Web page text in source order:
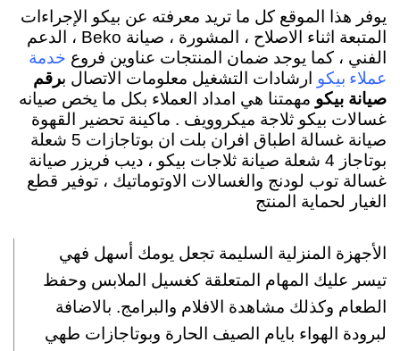
يوفر هذا الموقع كل ما تريد معرفته عن بيكو الإجراءات
المتبعة اثناء الاصلاح ، المشورة ، صيانة Beko ، الدعم
الفني ، كما يوجد ضمان المنتجات عناوين فروع خدمة
عملاء بيكو ارشادات التشغيل معلومات الاتصال برقم
صيانة بيكو مهمتنا هي امداد العملاء بكل ما يخص صيانه
غسالات بيكو ثلاجة ميكروويف . ماكينة تحضير القهوة
صيانة غسالة اطباق افران بلت ان بوتاجازات 5 شعلة
بوتاجاز 4 شعلة صيانة ثلاجات بيكو ، ديب فريزر صيانة
غسالة توب لودنج والغسالات الاوتوماتيك ، توفير قطع
الغيار لحماية المنتج
الأجهزة المنزلية السليمة تجعل يومك أسهل فهي
تيسر عليك المهام المتعلقة كغسيل الملابس وحفظ
الطعام وكذلك مشاهدة الافلام والبرامج. بالاضافة
لبرودة الهواء بايام الصيف الحارة وبوتاجازات طهي